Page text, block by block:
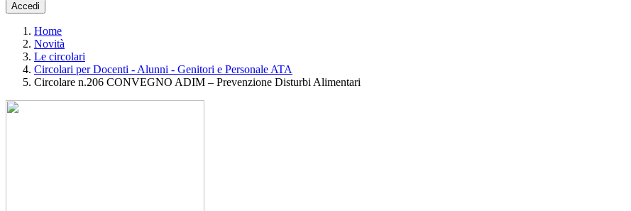
Accedi
Home
Novità
Le circolari
Circolari per Docenti - Alunni - Genitori e Personale ATA
Circolare n.206 CONVEGNO ADIM – Prevenzione Disturbi Alimentari